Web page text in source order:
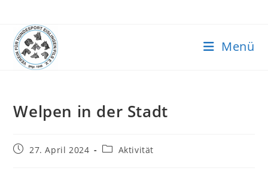
Menü
Welpen in der Stadt
27. April 2024 Aktivität